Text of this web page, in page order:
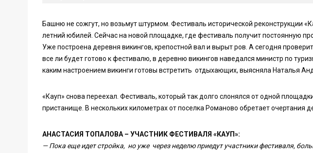
Башню не сожгут, но возьмут штурмом. Фестиваль исторической реконструкции
летний юбилей. Сейчас на новой площадке, где фестиваль получит постоянную
Уже построена деревня викингов, крепостной вал и вырыт ров. А сегодня
все ли будет готово к фестивалю, в деревню викингов наведался министр по
каким настроением викинги готовы встретить отдыхающих, выясняла Наталья
«Кауп» снова переехал. Фестиваль, который так долго слонялся от одной
пристанище. В нескольких километрах от поселка Романово обретает очертания
АНАСТАСИЯ ТОПАЛОВА – УЧАСТНИК ФЕСТИВАЛЯ «КАУП»:
— Пока еще идет стройка, но уже через неделю приедут участники фестиваля,